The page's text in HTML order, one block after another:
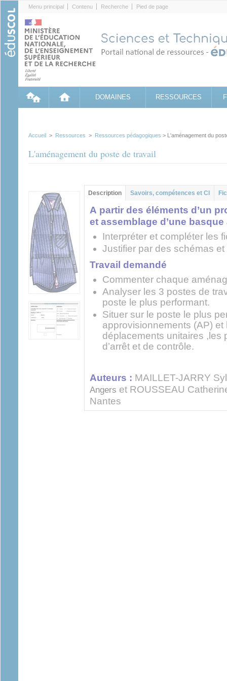
Menu principal Contenu Recherche Pied de page
DOMAINES RESSOURCES
Accueil > Ressources > Ressources pédagogiques > L'aménagement du
L'aménagement du poste de travail
Contenu principal
Description (onglet
actif)
Savoirs, compétences et CI
A partir des éléments d’un
et assemblage d’une
Interpréter et compléter les
Justifier par des schémas
Travail demandé
Commenter chaque
Analyser les 3 postes de
poste le plus performant.
Situer sur le poste le plus
approvisionnements (AP)
déplacements unitaires ,les
d’arrêt et de contrôle.
Auteurs : MAILLET-JARRY
Angers et ROUSSEAU
Nantes